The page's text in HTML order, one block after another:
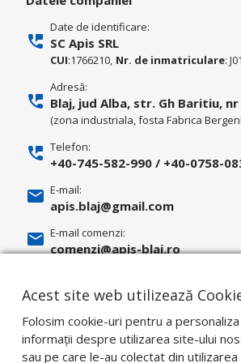
Date de identificare:
SC Apis SRL
CUI:1766210, Nr. de inmatriculare:
Adresă:
Blaj, jud Alba, str. Gh Baritiu, nr
(zona industriala, fosta Fabrica
Telefon:
+40-745-582-990 / +40-0758-
E-mail:
apis.blaj@gmail.com
E-mail comenzi:
comenzi@apis-blaj.ro
facturari@apis-blaj.ro
Acest site web utilizează
Folosim cookie-uri pentru a
informații despre utilizarea site-ului
sau pe care le-au colectat din